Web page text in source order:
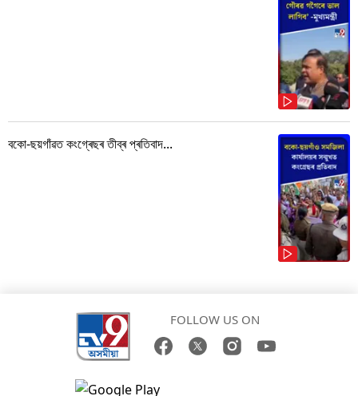
বকো-ছয়গাঁৱত কংগ্ৰেছৰ তীব্ৰ প্ৰতিবাদ...
FOLLOW US ON